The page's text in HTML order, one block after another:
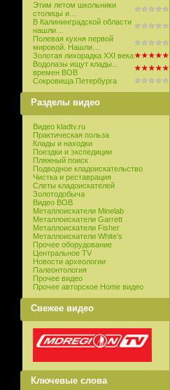
Этим летом школьники
столицы и…
В Калининградской области
нашли…
Полевая кухня первой
мировой. Нашли…
Золотая лихорадка XXI века
Водолазы ищут клады...
времен ВОВ
Сокровища Петербурга
Разделы видео
Видео kladtv.ru
Практическая польза
Клады и находки
Поездки и экспедиции
Пляжный поиск
Подводное кладоискательство
Чистка и реставрация
Слеты кладоискателей
Золотодобыча
Видео ВОВ
Металлоискатели Minelab
Металлоискатели Garrett
Металлоискатели Fisher
Металлоискатели White’s
Прочее оборудование
Центральное TV
Новости археологии
Палеонтология
Прочее видео
Прочее авторское Home видео
Свежее видео
Ключевые слова